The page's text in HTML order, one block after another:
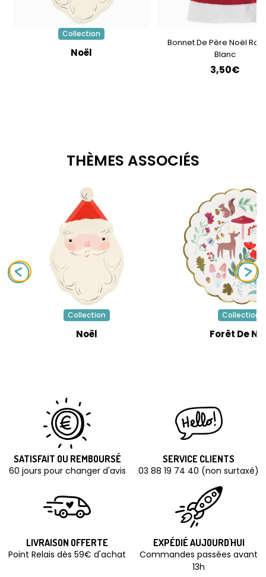
Collection
Noël
Bonnet De Père Noël
Blanc
3,50€
THÈMES ASSOCIÉS
Collection
Noël
Collection
Forêt De
SATISFAIT OU REMBOURSÉ
60 jours pour changer d'avis
SERVICE CLIENTS
03 88 19 74 40 (non surtaxé)
LIVRAISON OFFERTE
Point Relais dès 59€ d'achat
EXPÉDIÉ AUJOURD'HUI
Commandes passées avant
13h